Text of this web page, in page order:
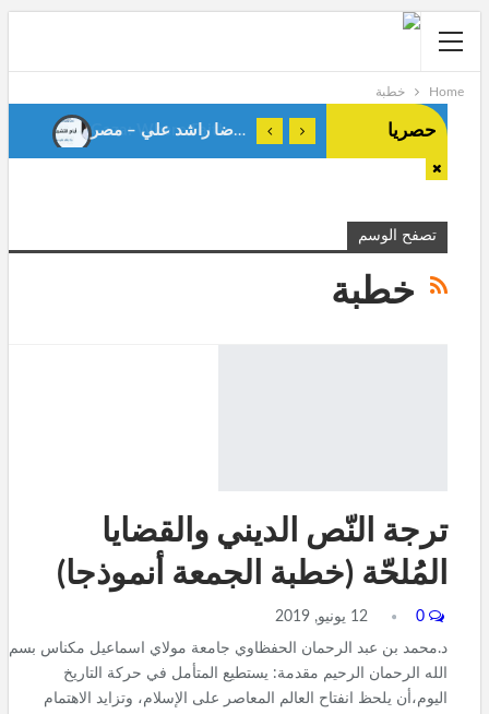
Home خطبة
حصريا Gaza: Where Faith Shapes True Men.Anes Stiti-Algeria-
تصفح الوسم
خطبة
ترجة النّص الديني والقضايا
المُلحّة (خطبة الجمعة أنموذجا)
12 يونيو, 2019
د.محمد بن عبد الرحمان الحفظاوي جامعة مولاي اسماعيل مكناس بسم
الله الرحمان الرحيم مقدمة: يستطيع المتأمل في حركة التاريخ
اليوم،أن يلحظ انفتاح العالم المعاصر على الإسلام، وتزايد الاهتمام